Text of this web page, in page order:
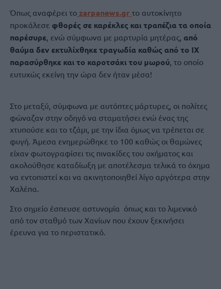
Όπως αναφέρει το zarpanews.gr το αυτοκίνητο
προκάλεσε φθορές σε καρέκλες και τραπέζια τα οποία
παρέσυρε, ενώ σύμφωνα με μαρτυρία μητέρας, από
θαύμα δεν εκτυλίχθηκε τραγωδία καθώς από το ΙΧ
παρασύρθηκε και το καροτσάκι του μωρού, το οποίο
ευτυχώς εκείνη την ώρα δεν ήταν μέσα!
Στο μεταξύ, σύμφωνα με αυτόπτες μάρτυρες, οι πολίτες
φώναζαν στην οδηγό να σταματήσει ενώ ένας της
χτυπούσε και το τζάμι, με την ίδια όμως να τρέπεται σε
φυγή. Άμεσα ενημερώθηκε το 100 καθώς οι θαμώνες
είχαν φωτογραφίσει τις πινακίδες του οχήματος και
ακολούθησε καταδίωξη με αποτέλεσμα τελικά το όχημα
να εντοπιστεί και να ακινητοποιηθεί λίγο αργότερα στην
Χαλέπα.
Στο σημείο έσπευσε αστυνομία όπως και το λιμενικό
από τον σταθμό των Χανίων που έχουν ξεκινήσει
έρευνα για το περιστατικό.